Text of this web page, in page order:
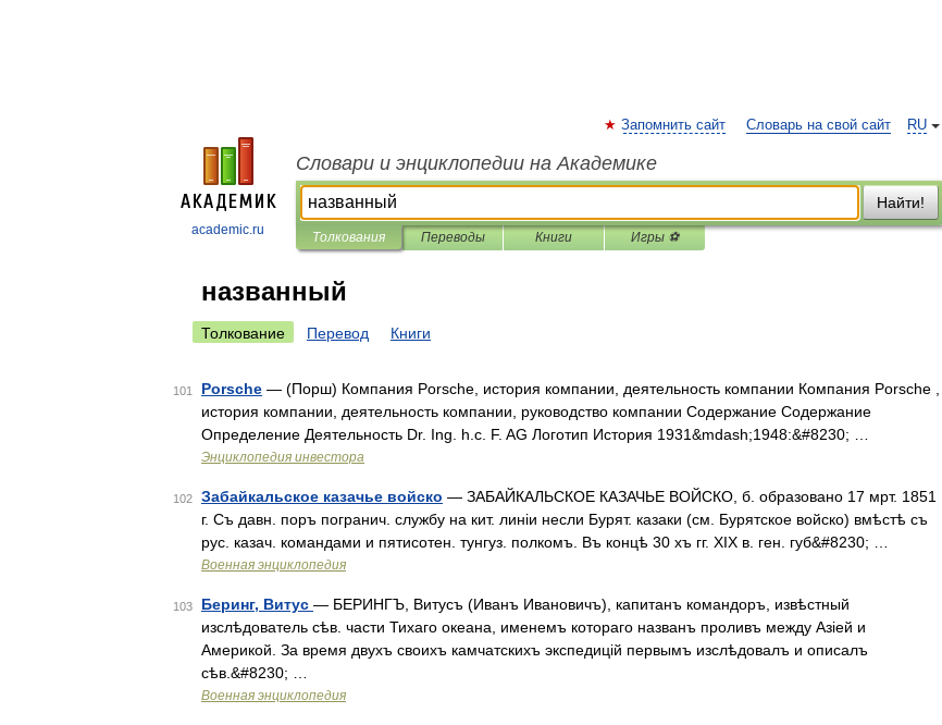
academic.ru
RU
Запомнить сайт Словарь на свой сайт
Словари и энциклопедии на Академике
Найти!
Толкования Переводы Книги Игры ⚽
названный
Толкование Перевод Книги
101 Porsche — (Порш) Компания Porsche, история компании, деятельность компании Компания Porsche ,
история компании, деятельность компании, руководство компании Содержание Содержание
Определение Деятельность Dr. Ing. h.c. F. AG Логотип История 1931&mdash;1948:&#8230; …
Энциклопедия инвестора
102 Забайкальское казачье войско — ЗАБАЙКАЛЬСКОЕ КАЗАЧЬЕ ВОЙСКО, б. образовано 17 мрт. 1851
г. Съ давн. поръ погранич. службу на кит. линіи несли Бурят. казаки (см. Бурятское войско) вмѣстѣ съ
рус. казач. командами и пятисотен. тунгуз. полкомъ. Въ концѣ 30 хъ гг. XIX в. ген. губ&#8230; …
Военная энциклопедия
103 Беринг, Витус — БЕРИНГЪ, Витусъ (Иванъ Ивановичъ), капитанъ командоръ, извѣстный
изслѣдователь сѣв. части Тихаго океана, именемъ котораго названъ проливъ между Азіей и
Америкой. За время двухъ своихъ камчатскихъ экспедицій первымъ изслѣдовалъ и описалъ
сѣв.&#8230; …
Военная энциклопедия